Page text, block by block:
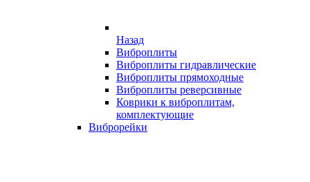
Назад
Виброплиты
Виброплиты гидравлические
Виброплиты прямоходные
Виброплиты реверсивные
Коврики к виброплитам,
комплектующие
Виброрейки